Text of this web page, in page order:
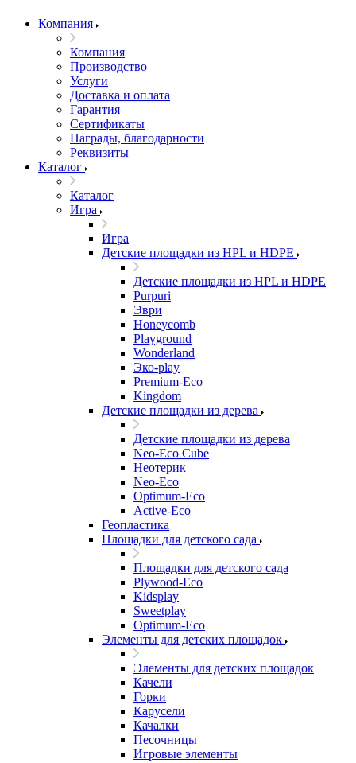
Компания
Компания
Производство
Услуги
Доставка и оплата
Гарантия
Сертификаты
Награды, благодарности
Реквизиты
Каталог
Каталог
Игра
Игра
Детские площадки из HPL и HDPE
Детские площадки из HPL и HDPE
Purpuri
Эври
Honeycomb
Playground
Wonderland
Эко-play
Premium-Eco
Kingdom
Детские площадки из дерева
Детские площадки из дерева
Neo-Eco Cube
Неотерик
Neo-Eco
Оptimum-Еco
Active-Eco
Геопластика
Площадки для детского сада
Площадки для детского сада
Plywood-Eco
Kidsplay
Sweetplay
Оptimum-Еco
Элементы для детских площадок
Элементы для детских площадок
Качели
Горки
Карусели
Качалки
Песочницы
Игровые элементы